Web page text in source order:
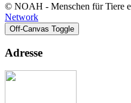
© NOAH - Menschen für Tiere
Network
Off-Canvas Toggle
Adresse